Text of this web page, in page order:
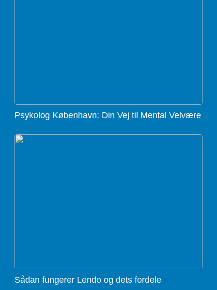
Psykolog København: Din Vej til Mental Velvære
Sådan fungerer Lendo og dets fordele